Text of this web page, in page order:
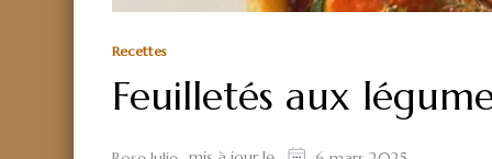
Recettes
Feuilletés aux